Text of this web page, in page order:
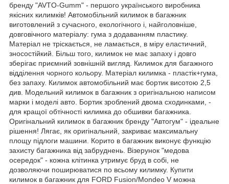
бренду "AVTO-Gumm" - першого українського виробника
якісних килимків! Автомобільний килимок в багажник
виготовлений з сучасного, екологічного і, найголовніше,
довговічного матеріалу: гума з додаванням пластику.
Матеріал не тріскається, не ламається, в міру еластичний,
зносостійкий. Більш того, килимок не має запаху і довго
зберігає приємний зовнішній вигляд. Килимок для багажного
відділення чорного кольору. Матеріал килимка - пластік+гума,
без запаху. Килимок автомобільний має бортик висотою 2,5
див. Модельний килимок в багажник з оригінальною написом
марки і моделі авто. Бортик зроблений двома сходинками, -
для кращої обтічності килимка до обшивки багажника.
Оригінальний килимок в багажник бренду "Автогум" - ідеальне
рішення! Лягає, як оригінальний, закриває максимальну
площу підлоги машини. Корито в багажник виконує функцію
захисту багажника від забруднень. Візерунок "медова
осередок" - кожна клітинка утримує бруд в собі, не
дозволяючи поширюватися по всьому килимку. Купити
килимок в багажник для FORD Fusion/Mondeo V можна